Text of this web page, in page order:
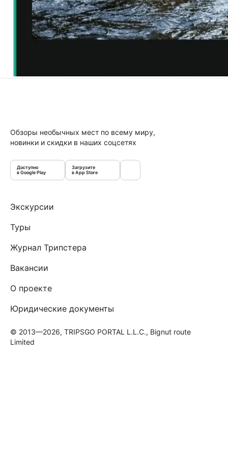
Обзоры необычных мест по всему миру,
новинки и скидки в наших соцсетях
Доступно
в Google Play
Загрузите
в App Store
Экскурсии
Туры
Журнал Трипстера
Вакансии
О проекте
Юридические документы
© 2013—2026, TRIPSGO PORTAL L.L.C., Bignut route
Limited